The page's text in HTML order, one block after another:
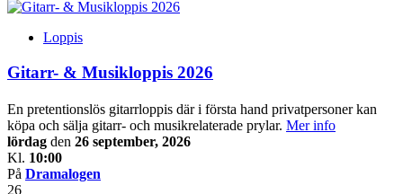
Loppis
Gitarr- & Musikloppis 2026
En pretentionslös gitarrloppis där i första hand privatpersoner kan
köpa och sälja gitarr- och musikrelaterade prylar. Mer info
lördag den 26 september, 2026
Kl. 10:00
På Dramalogen
26